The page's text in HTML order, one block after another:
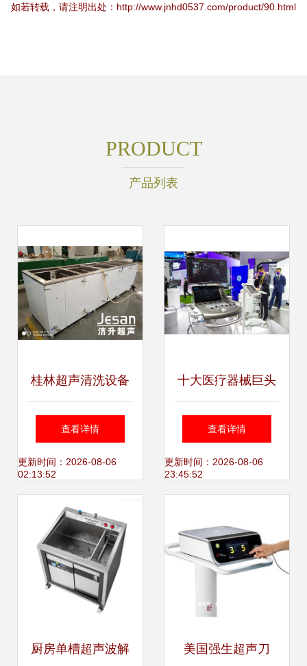
如若转载，请注明出处：http://www.jnhd0537.com/product/90.html
PRODUCT
产品列表
桂林超声清洗设备
选购指南 洁升超声
清洗机报价与技术
解析
查看详情
更新时间：2026-08-06
02:13:52
十大医疗器械巨头
进博舞台秀绝技 超
声设备引领未来医
查看详情
更新时间：2026-08-06
23:45:52
厨房单槽超声波解 美国强生超声刀